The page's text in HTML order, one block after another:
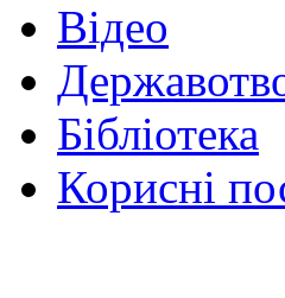
Відео
Бібліотека
Корисні